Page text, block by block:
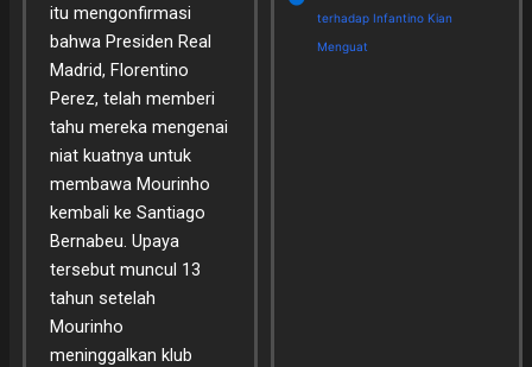
itu mengonfirmasi
bahwa Presiden Real
Madrid, Florentino
Perez, telah memberi
tahu mereka mengenai
niat kuatnya untuk
membawa Mourinho
kembali ke Santiago
Bernabeu. Upaya
tersebut muncul 13
tahun setelah
Mourinho
meninggalkan klub
terhadap Infantino Kian
Menguat